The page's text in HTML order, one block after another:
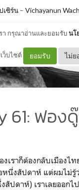
า กรุณาอ่านและยอมรับนโ
ว็บไซต์ ยอมรับ ไม่ย
เซิร์น – Vichayanun
61: ฟอง
เราก็ต้องกลับเมืองไท
นึ่งสัปดาห์ แต่ผมไม่รู้
สัปดาห์) เราเลยออก